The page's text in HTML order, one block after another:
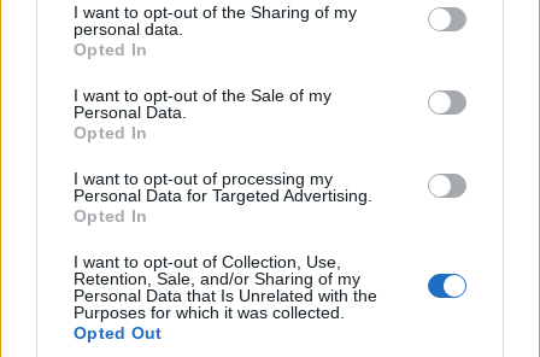
not limited to your visit or usage behaviour. You may click to
grant or deny consent to Google and its third-party tags to
use your data for below specified purposes in below Google
consent section.
I want to opt-out of the Sharing of my
personal data.
Opted In
I want to opt-out of the Sale of my
Personal Data.
Opted In
I want to opt-out of processing my
Personal Data for Targeted Advertising.
Opted In
I want to opt-out of Collection, Use,
Retention, Sale, and/or Sharing of my
Personal Data that Is Unrelated with the
Purposes for which it was collected.
Opted Out
Μία γιορτή για τα 70 χρόνια του
Τρίτου Προγράμματος
25/11/2024